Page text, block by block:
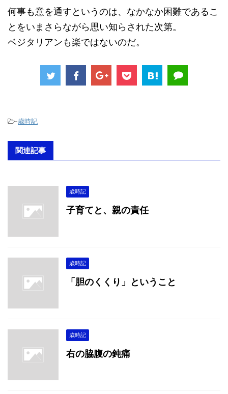
何事も意を通すというのは、なかなか困難であるこ
とをいまさらながら思い知らされた次第。
ベジタリアンも楽ではないのだ。
-歳時記
関連記事
歳時記
子育てと、親の責任
歳時記
「胆のくくり」ということ
歳時記
右の脇腹の鈍痛